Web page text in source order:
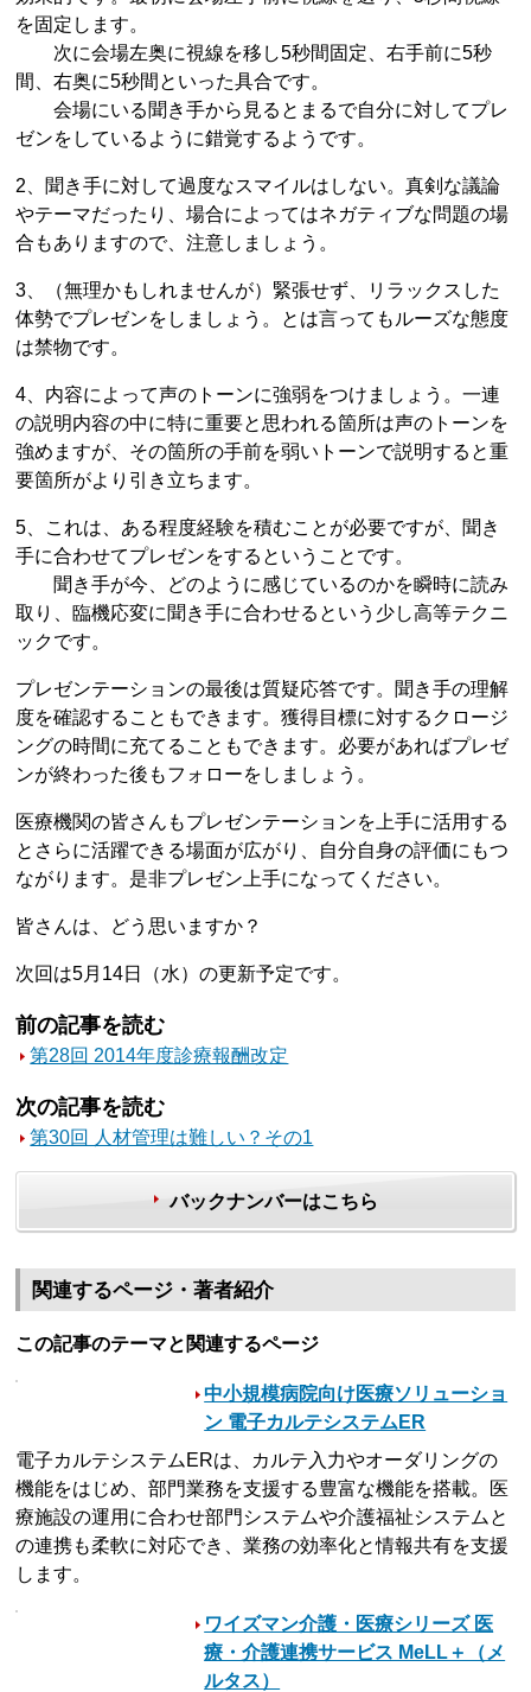
を固定します。
次に会場左奥に視線を移し5秒間固定、右手前に5秒
間、右奥に5秒間といった具合です。
会場にいる聞き手から見るとまるで自分に対してプレ
ゼンをしているように錯覚するようです。
2、聞き手に対して過度なスマイルはしない。真剣な議論
やテーマだったり、場合によってはネガティブな問題の場
合もありますので、注意しましょう。
3、（無理かもしれませんが）緊張せず、リラックスした
体勢でプレゼンをしましょう。とは言ってもルーズな態度
は禁物です。
4、内容によって声のトーンに強弱をつけましょう。一連
の説明内容の中に特に重要と思われる箇所は声のトーンを
強めますが、その箇所の手前を弱いトーンで説明すると重
要箇所がより引き立ちます。
5、これは、ある程度経験を積むことが必要ですが、聞き
手に合わせてプレゼンをするということです。
聞き手が今、どのように感じているのかを瞬時に読み
取り、臨機応変に聞き手に合わせるという少し高等テクニ
ックです。
プレゼンテーションの最後は質疑応答です。聞き手の理解
度を確認することもできます。獲得目標に対するクロージ
ングの時間に充てることもできます。必要があればプレゼ
ンが終わった後もフォローをしましょう。
医療機関の皆さんもプレゼンテーションを上手に活用する
とさらに活躍できる場面が広がり、自分自身の評価にもつ
ながります。是非プレゼン上手になってください。
皆さんは、どう思いますか？
次回は5月14日（水）の更新予定です。
前の記事を読む
第28回 2014年度診療報酬改定
次の記事を読む
第30回 人材管理は難しい？その1
バックナンバーはこちら
関連するページ・著者紹介
この記事のテーマと関連するページ
中小規模病院向け医療ソリューショ
ン 電子カルテシステムER
電子カルテシステムERは、カルテ入力やオーダリングの
機能をはじめ、部門業務を支援する豊富な機能を搭載。医
療施設の運用に合わせ部門システムや介護福祉システムと
の連携も柔軟に対応でき、業務の効率化と情報共有を支援
します。
ワイズマン介護・医療シリーズ 医
療・介護連携サービス MeLL＋（メ
ルタス）